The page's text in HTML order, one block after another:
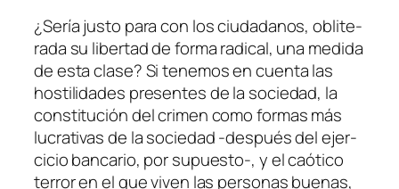
¿Sería jus­to pa­ra con los ciu­da­da­nos, obli­te­
ra­da su li­ber­tad de for­ma ra­di­cal, una me­di­da
de es­ta cla­se? Si te­ne­mos en cuen­ta las
hos­ti­li­da­des pre­sen­tes de la so­cie­dad, la
cons­ti­tu­ción del cri­men co­mo for­mas más
lu­cra­ti­vas de la so­cie­dad ‑des­pués del ejer­
ci­cio ban­ca­rio, por supuesto‑, y el caó­ti­co
te­rror en el que vi­ven las per­so­nas bue­nas,